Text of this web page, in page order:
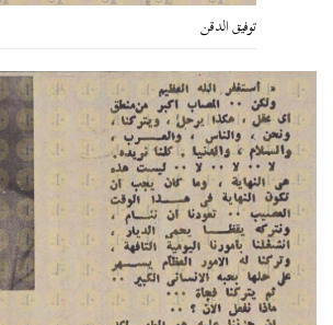
توفيق الدقن